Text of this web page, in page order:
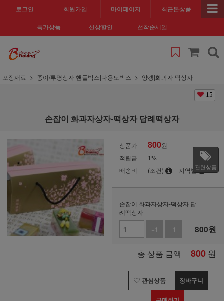
로그인 회원가입 마이페이지 최근본상품
특가상품 신상할인 선착순세일
포장재료 종이/투명상자|핸들박스|다용도박스 양갱|화과자|떡상자
15
손잡이 화과자상자-떡상자 답례떡상자
상품가 800원
적립금
1%
배송비
(조건) 지역별관련상품
손잡이 화과자상자-떡상자 답
례떡상자
+1
-1 800원
총 상품 금액 800 원
관심상품 장바구니